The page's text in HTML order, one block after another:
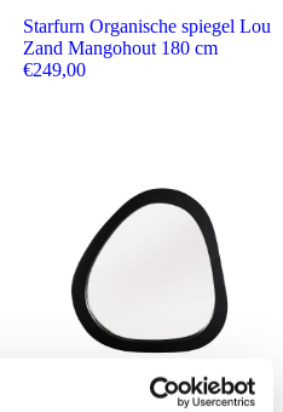
Starfurn Organische spiegel Lou
Zand Mangohout 180 cm
€249,00